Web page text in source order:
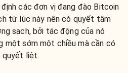
các đơn vị đang đào Bitcoin
từ lúc này nên có quyết tâm
sạch, bởi tác động của nó
một sớm một chiều mà cần có
quyết liệt.